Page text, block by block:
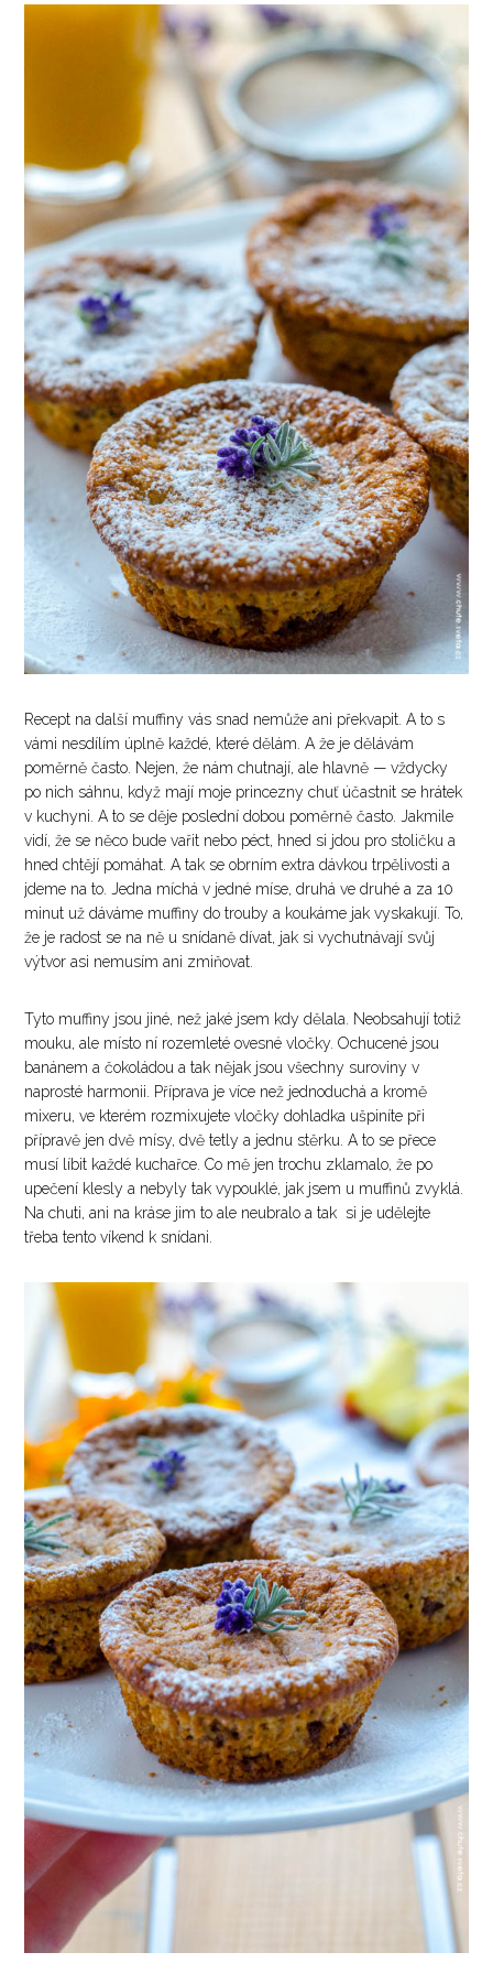
Recept na další muffiny vás snad nemůže ani překvapit. A to s
vámi nesdílím úplně každé, které dělám. A že je dělávám
poměrně často. Nejen, že nám chutnají, ale hlavně — vždycky
po nich sáhnu, když mají moje princezny chuť účastnit se hrátek
v kuchyni. A to se děje poslední dobou poměrně často. Jakmile
vidí, že se něco bude vařit nebo péct, hned si jdou pro stoličku a
hned chtějí pomáhat. A tak se obrním extra dávkou trpělivosti a
jdeme na to. Jedna míchá v jedné míse, druhá ve druhé a za 10
minut už dáváme muffiny do trouby a koukáme jak vyskakují. To,
že je radost se na ně u snídaně dívat, jak si vychutnávají svůj
výtvor asi nemusím ani zmiňovat.
Tyto muffiny jsou jiné, než jaké jsem kdy dělala. Neobsahují totiž
mouku, ale místo ní rozemleté ovesné vločky. Ochucené jsou
banánem a čokoládou a tak nějak jsou všechny suroviny v
naprosté harmonii. Příprava je více než jednoduchá a kromě
mixeru, ve kterém rozmixujete vločky dohladka ušpiníte při
přípravě jen dvě mísy, dvě tetly a jednu stěrku. A to se přece
musí líbit každé kuchařce. Co mě jen trochu zklamalo, že po
upečení klesly a nebyly tak vypouklé, jak jsem u muffinů zvyklá.
Na chuti, ani na kráse jim to ale neubralo a tak si je udělejte
třeba tento víkend k snídani.